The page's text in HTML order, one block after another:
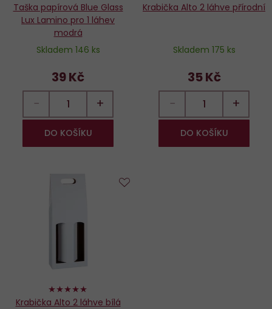
Taška papírová Blue Glass
Lux Lamino pro 1 láhev
modrá
Skladem 146 ks
39 Kč
− +
DO KOŠÍKU
Krabička Alto 2 láhve přírodní
Skladem 175 ks
35 Kč
− +
DO KOŠÍKU
100%
Krabička Alto 2 láhve bílá